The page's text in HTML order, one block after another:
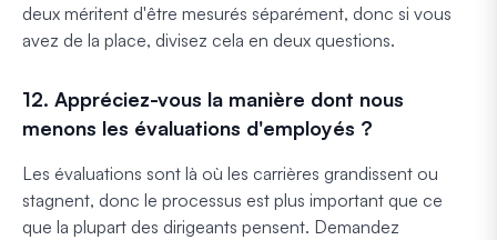
deux méritent d'être mesurés séparément, donc si vous
avez de la place, divisez cela en deux questions.
12. Appréciez-vous la manière dont nous
menons les évaluations d'employés ?
Les évaluations sont là où les carrières grandissent ou
stagnent, donc le processus est plus important que ce
que la plupart des dirigeants pensent. Demandez